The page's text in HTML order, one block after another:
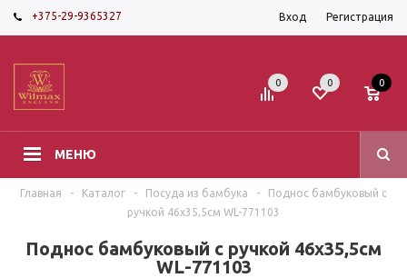
+375-29-9365327 Вход Регистрация
МЕНЮ
0 0 0
Главная - Каталог - Посуда из бамбука -
Поднос бамбуковый с
ручкой 46х35,5см WL-771103
Поднос бамбуковый с ручкой 46х35,5см
WL-771103